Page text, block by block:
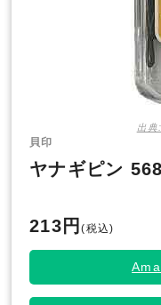
出
貝印
ヤナギピン
213円(税込)